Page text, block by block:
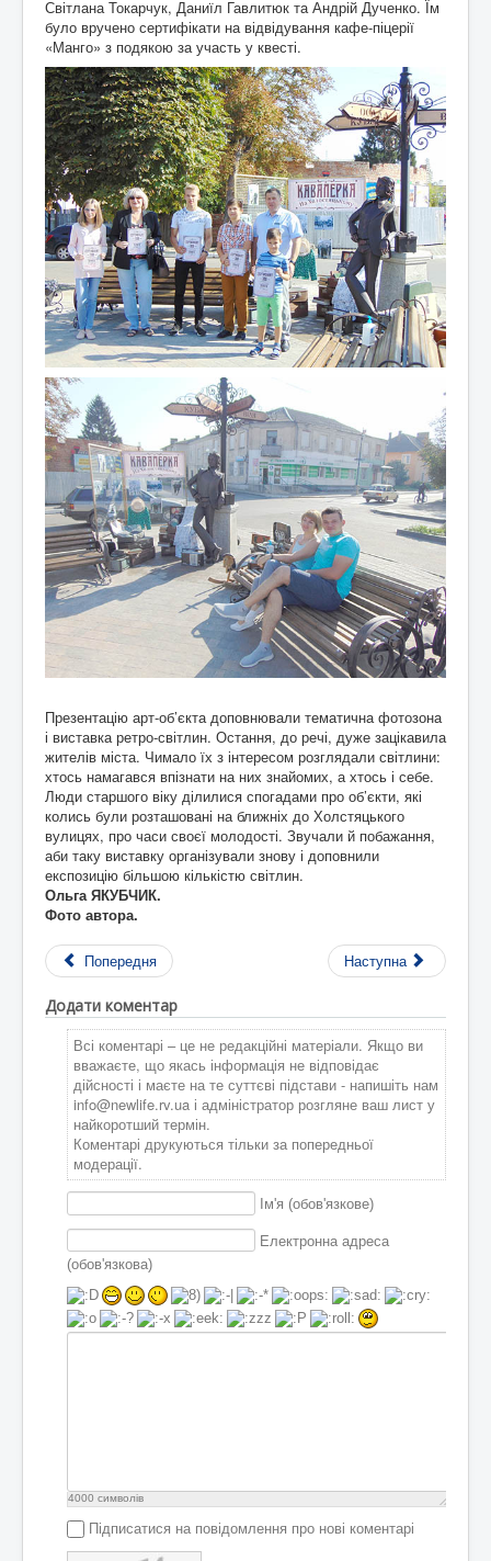
Світлана Токарчук, Даниїл Гавлитюк та Андрій Дученко. Їм
було вручено сертифікати на відвідування кафе-піцерії
«Манго» з подякою за участь у квесті.
Презентацію арт-об’єкта доповнювали тематична фотозона
і виставка ретро-світлин. Остання, до речі, дуже зацікавила
жителів міста. Чимало їх з інтересом розглядали світлини:
хтось намагався впізнати на них знайомих, а хтось і себе.
Люди старшого віку ділилися спогадами про об’єкти, які
колись були розташовані на ближніх до Холстяцького
вулицях, про часи своєї молодості. Звучали й побажання,
аби таку виставку організували знову і доповнили
експозицію більшою кількістю світлин.
Ольга ЯКУБЧИК.
Фото автора.
Попередня Наступна
Додати коментар
Всі коментарі – це не редакційні матеріали. Якщо ви
вважаєте, що якась інформація не відповідає
дійсності і маєте на те суттєві підстави - напишіть нам
info@newlife.rv.ua і адміністратор розгляне ваш лист у
найкоротший термін.
Коментарі друкуються тільки за попередньої
модерації.
Ім'я (обов'язкове)
Електронна адреса
(обов'язкова)
4000 символів
Підписатися на повідомлення про нові коментарі